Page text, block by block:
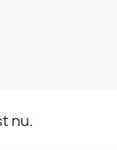
nu.